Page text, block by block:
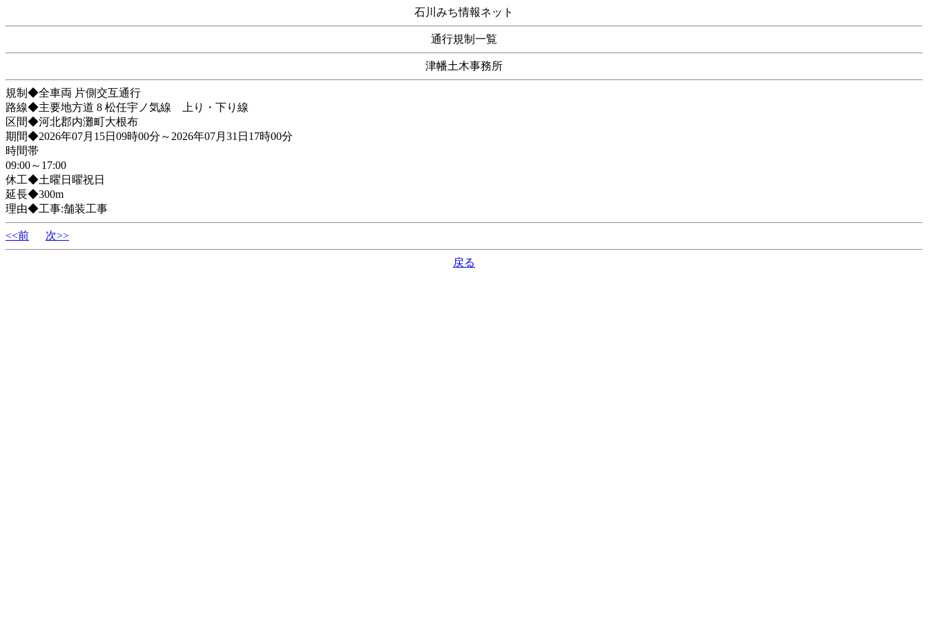
石川みち情報ネット
通行規制一覧
津幡土木事務所
規制◆全車両 片側交互通行
路線◆主要地方道 8 松任宇ノ気線 上り・下り線
区間◆河北郡内灘町大根布
期間◆2026年07月15日09時00分～2026年07月31日17時00分
時間帯
09:00～17:00
休工◆土曜日曜祝日
延長◆300m
理由◆工事:舗装工事
<<前 次>>
戻る